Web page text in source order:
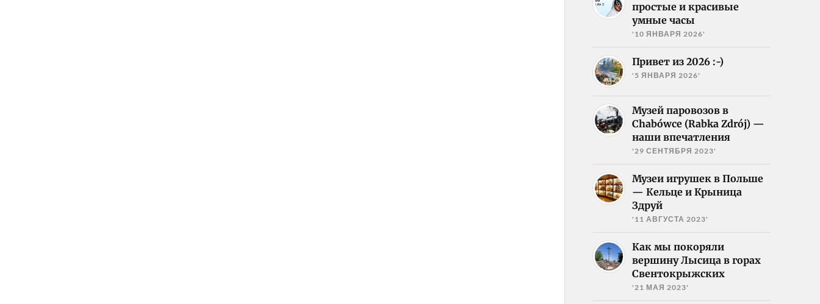
простые и красивые
умные часы
'10 ЯНВАРЯ 2026'
Привет из 2026 :-)
'5 ЯНВАРЯ 2026'
Музей паровозов в
Chabówce (Rabka Zdrój) —
наши впечатления
'29 СЕНТЯБРЯ 2023'
Музеи игрушек в Польше
— Кельце и Крыница
Здруй
'11 АВГУСТА 2023'
Как мы покоряли
вершину Лысица в горах
Свентокрыжских
'21 МАЯ 2023'